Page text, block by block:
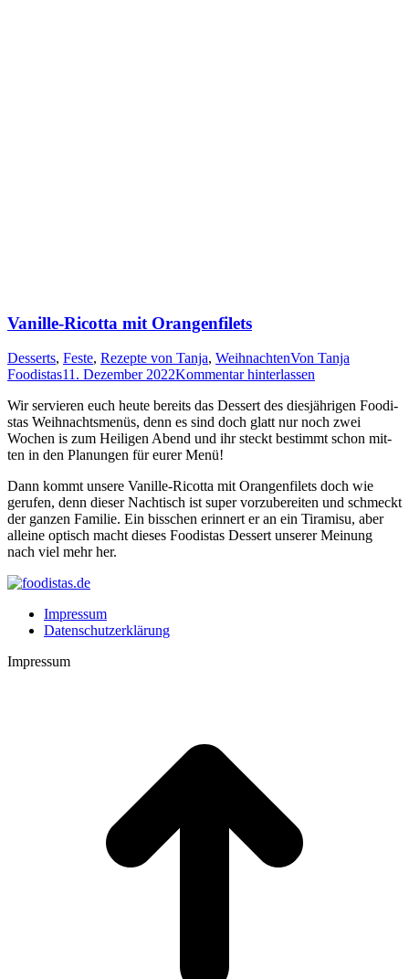
Vanille-Ricotta mit Orangenfilets
Desserts, Feste, Rezepte von Tanja, WeihnachtenVon Tanja
Foodistas11. Dezember 2022Kommentar hinterlassen
Wir ser­vie­ren euch heu­te bereits das Des­sert des dies­jäh­ri­gen Foo­di­
stas Weih­nachts­me­nüs, denn es sind doch glatt nur noch zwei
Wochen is zum Hei­li­gen Abend und ihr steckt bestimmt schon mit­
ten in den Pla­nun­gen für eurer Menü!
Dann kommt unse­re Vanil­le-Ricot­ta mit Oran­gen­fi­lets doch wie
geru­fen, denn die­ser Nach­tisch ist super vor­zu­be­rei­ten und schmeckt
der gan­zen Fami­lie. Ein biss­chen erin­nert er an ein Tira­mi­su, aber
allei­ne optisch macht die­ses Foo­di­stas Des­sert unse­rer Mei­nung
nach viel mehr her.
Impressum
Datenschutzerklärung
Impressum